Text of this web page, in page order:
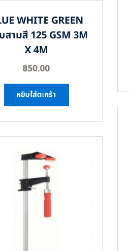
WHITE GREEN
สามสี 125 GSM 3M
X 4M
฿50.00
หยิบใส่ตะกร้า